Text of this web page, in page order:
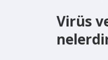
Virüs